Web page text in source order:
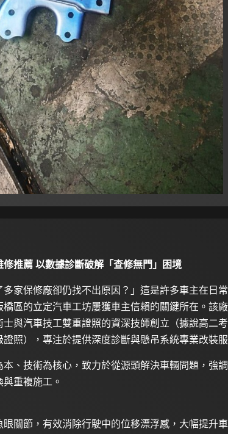
推薦 以數據診斷破解「查修無門」困境
多家保修廠卻仍找不出原因？」這是許多車主在日
區的立定汽車工坊屢獲車主信賴的關鍵所在。該
與汽車技工雙重證照的資深技師創立（據說高二
照），專注於提供深度診斷與懸吊系統專業改裝服
、技術為核心，致力於從源頭解決車輛問題，強
重複施工。
關節，有效消除行駛中的位移漂浮感，大幅提升